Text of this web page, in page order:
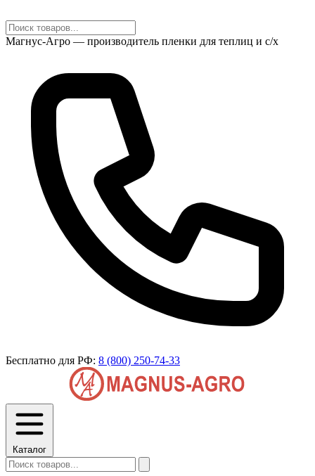
Магнус-Агро — производитель пленки для теплиц и с/х
Бесплатно для РФ: 8 (800) 250-74-33
Каталог